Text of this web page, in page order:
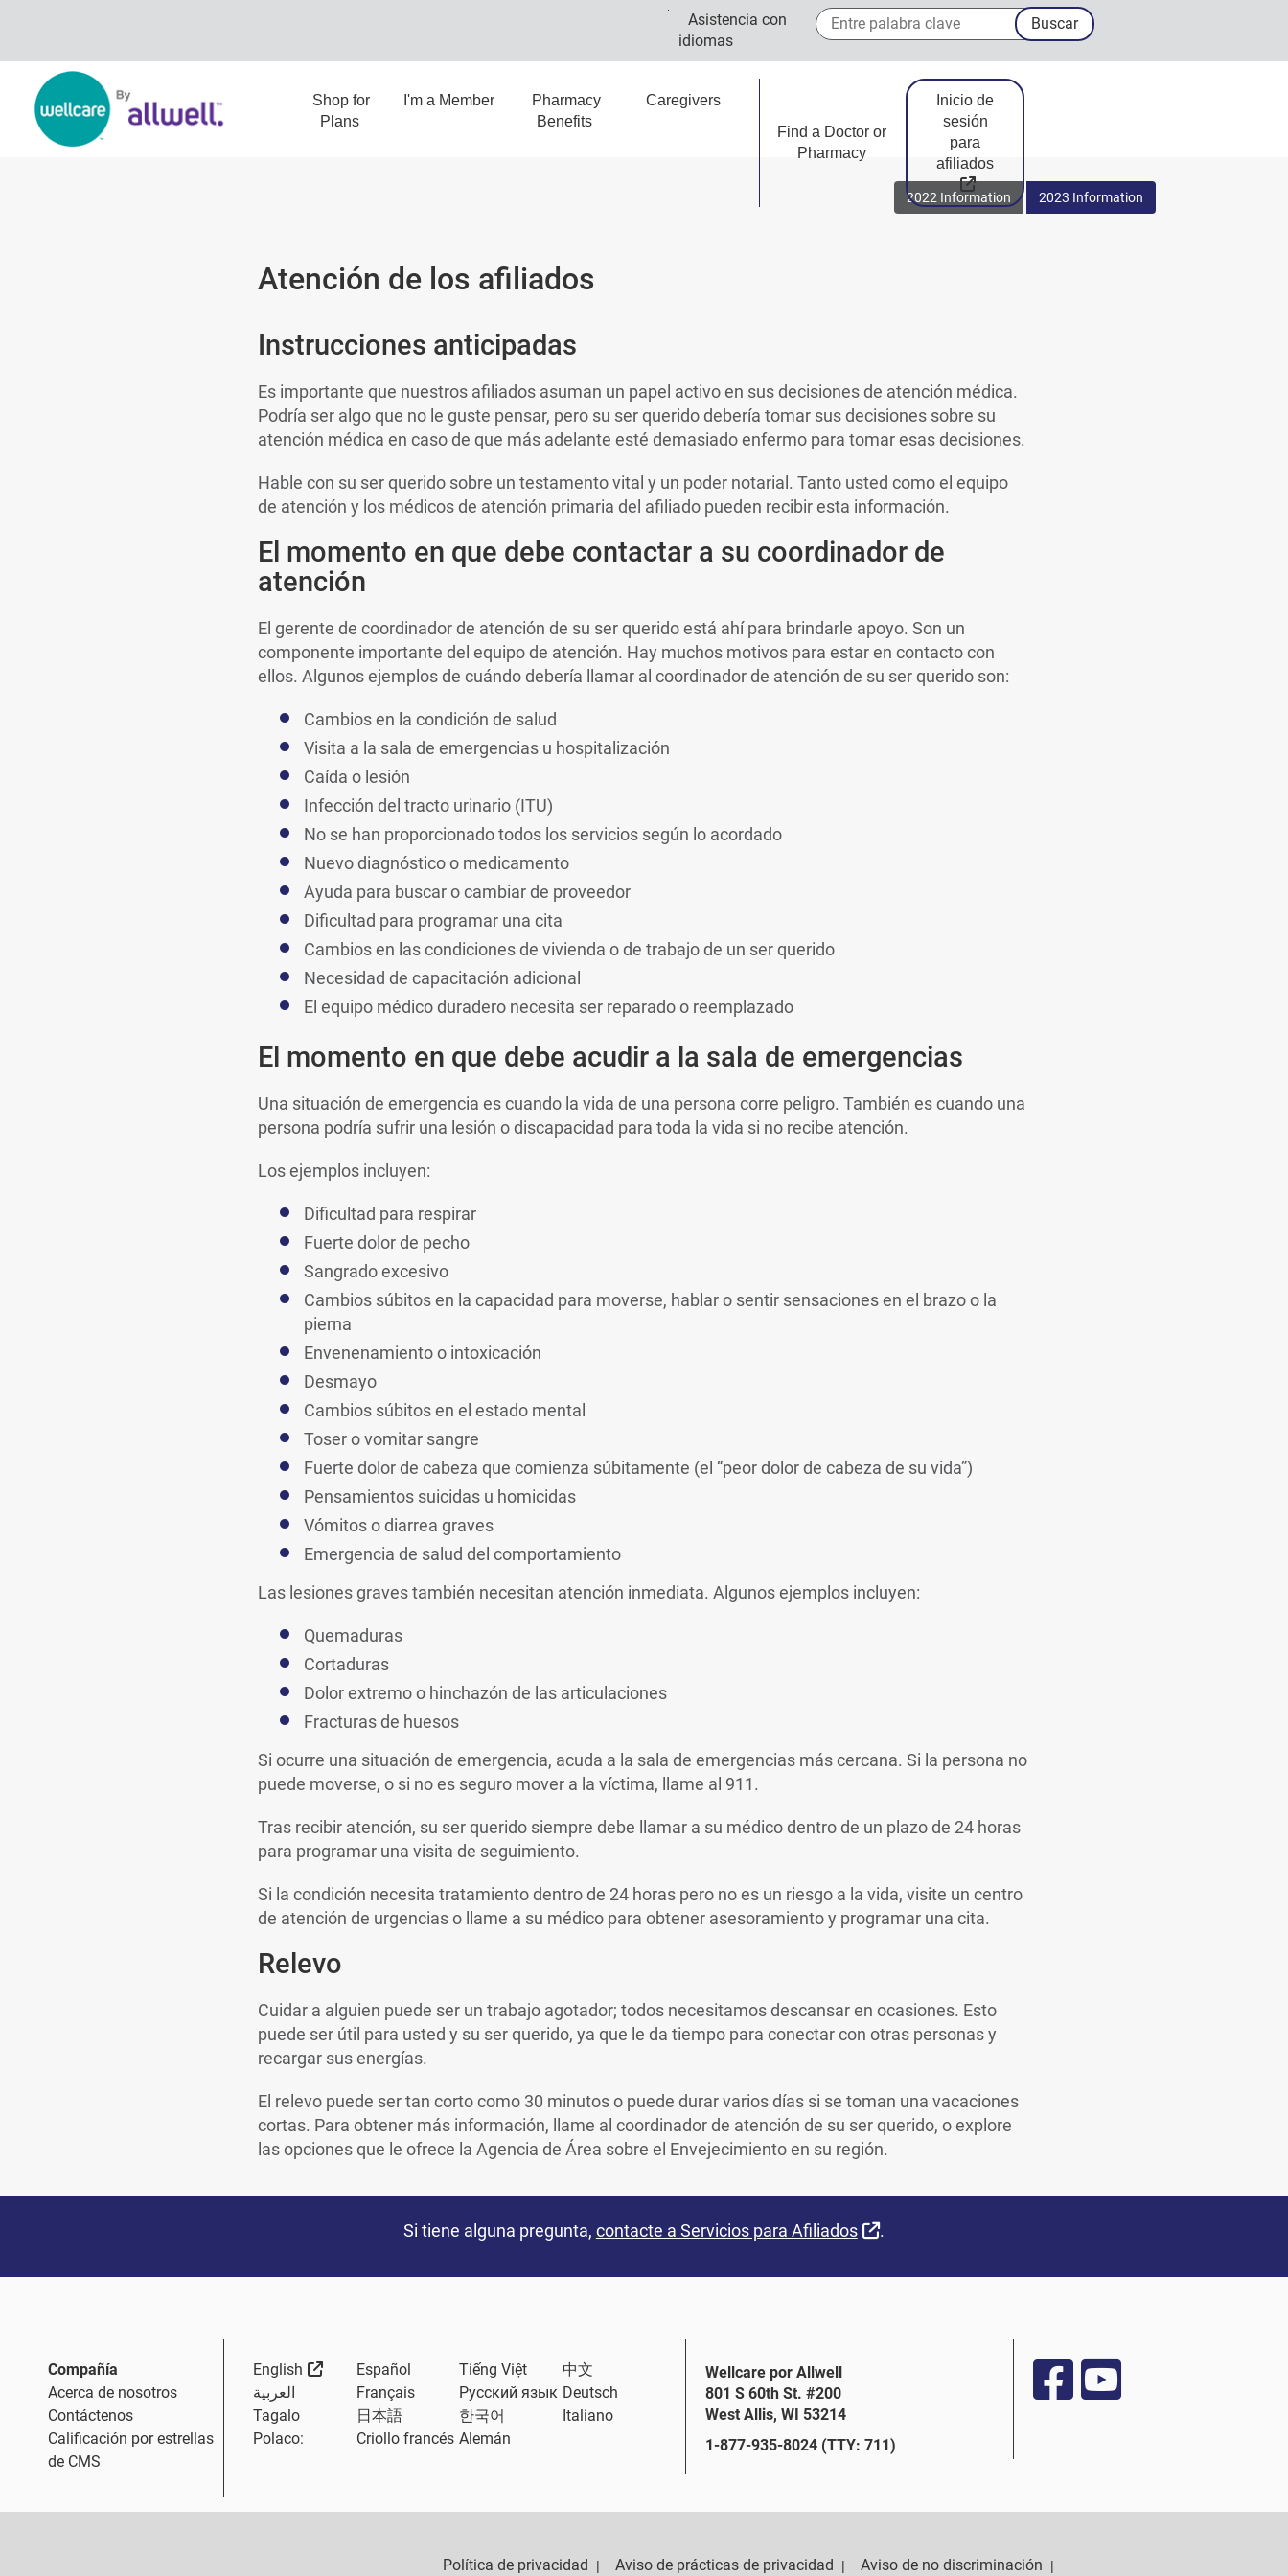
Asistencia con
idiomas
Entre palabra clave Buscar
Shop for
Plans
I'm a Member
Pharmacy
Benefits
Caregivers
Find a Doctor or
Pharmacy
Inicio de
sesión
para
afiliados
External Link
2022 Information 2023 Information
Atención de los afiliados
Instrucciones anticipadas
Es importante que nuestros afiliados asuman un papel activo en sus decisiones de atención médica.
Podría ser algo que no le guste pensar, pero su ser querido debería tomar sus decisiones sobre su
atención médica en caso de que más adelante esté demasiado enfermo para tomar esas decisiones.
Hable con su ser querido sobre un testamento vital y un poder notarial. Tanto usted como el equipo
de atención y los médicos de atención primaria del afiliado pueden recibir esta información.
El momento en que debe contactar a su coordinador de
atención
El gerente de coordinador de atención de su ser querido está ahí para brindarle apoyo. Son un
componente importante del equipo de atención. Hay muchos motivos para estar en contacto con
ellos. Algunos ejemplos de cuándo debería llamar al coordinador de atención de su ser querido son:
Cambios en la condición de salud
Visita a la sala de emergencias u hospitalización
Caída o lesión
Infección del tracto urinario (ITU)
No se han proporcionado todos los servicios según lo acordado
Nuevo diagnóstico o medicamento
Ayuda para buscar o cambiar de proveedor
Dificultad para programar una cita
Cambios en las condiciones de vivienda o de trabajo de un ser querido
Necesidad de capacitación adicional
El equipo médico duradero necesita ser reparado o reemplazado
El momento en que debe acudir a la sala de emergencias
Una situación de emergencia es cuando la vida de una persona corre peligro. También es cuando una
persona podría sufrir una lesión o discapacidad para toda la vida si no recibe atención.
Los ejemplos incluyen:
Dificultad para respirar
Fuerte dolor de pecho
Sangrado excesivo
Cambios súbitos en la capacidad para moverse, hablar o sentir sensaciones en el brazo o la
pierna
Envenenamiento o intoxicación
Desmayo
Cambios súbitos en el estado mental
Toser o vomitar sangre
Fuerte dolor de cabeza que comienza súbitamente (el “peor dolor de cabeza de su vida”)
Pensamientos suicidas u homicidas
Vómitos o diarrea graves
Emergencia de salud del comportamiento
Las lesiones graves también necesitan atención inmediata. Algunos ejemplos incluyen:
Quemaduras
Cortaduras
Dolor extremo o hinchazón de las articulaciones
Fracturas de huesos
Si ocurre una situación de emergencia, acuda a la sala de emergencias más cercana. Si la persona no
puede moverse, o si no es seguro mover a la víctima, llame al 911.
Tras recibir atención, su ser querido siempre debe llamar a su médico dentro de un plazo de 24 horas
para programar una visita de seguimiento.
Si la condición necesita tratamiento dentro de 24 horas pero no es un riesgo a la vida, visite un centro
de atención de urgencias o llame a su médico para obtener asesoramiento y programar una cita.
Relevo
Cuidar a alguien puede ser un trabajo agotador; todos necesitamos descansar en ocasiones. Esto
puede ser útil para usted y su ser querido, ya que le da tiempo para conectar con otras personas y
recargar sus energías.
El relevo puede ser tan corto como 30 minutos o puede durar varios días si se toman una vacaciones
cortas. Para obtener más información, llame al coordinador de atención de su ser querido, o explore
las opciones que le ofrece la Agencia de Área sobre el Envejecimiento en su región.
Si tiene alguna pregunta, contacte a Servicios para Afiliados External Link
.
Compañía
Acerca de nosotros
Contáctenos
Calificación por estrellas
de CMS
English External Link
Español Tiếng Việt
中文
العربية
Français Русский язык Deutsch
Tagalo
日本語 한국어
Italiano
Polaco:
Criollo francés Alemán
Wellcare por Allwell
801 S 60th St. #200
West Allis, WI 53214
1-877-935-8024 (TTY: 711)
Política de privacidad | Aviso de prácticas de privacidad | Aviso de no discriminación |